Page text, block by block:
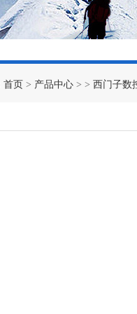
首页 > 产品中心 > > 西门子数